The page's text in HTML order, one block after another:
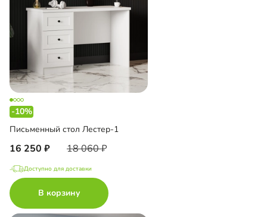
-10%
Письменный стол Лестер-1
16 250 18 060
Доступно для доставки
В корзину